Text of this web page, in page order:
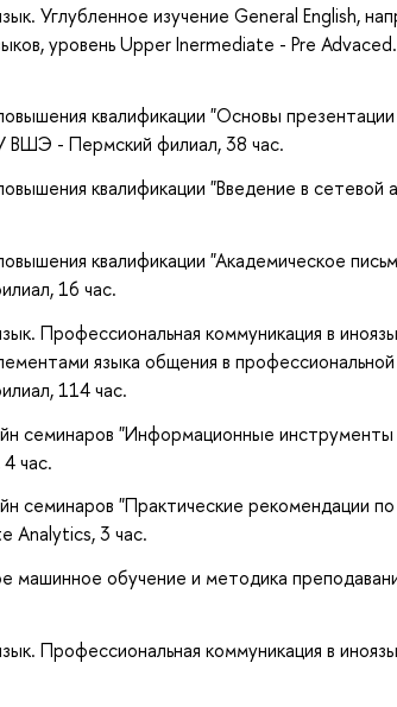
Углубленное изучение General English,
уровень Upper Inermediate - Pre
квалификации "Основы
ВШЭ - Пермский филиал, 38 час.
квалификации "Введение в
квалификации "Академическое
16 час.
Профессиональная коммуникация в
языка общения в
114 час.
семинаров "Информационные инструменты
час.
семинаров "Практические рекомендации
Analytics, 3 час.
машинное обучение и методика
Профессиональная коммуникация в